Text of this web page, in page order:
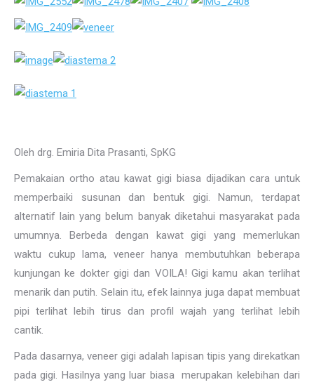
Oleh drg. Emiria Dita Prasanti, SpKG
Pemakaian ortho atau kawat gigi biasa dijadikan cara untuk
memperbaiki susunan dan bentuk gigi. Namun, terdapat
alternatif lain yang belum banyak diketahui masyarakat pada
umumnya. Berbeda dengan kawat gigi yang memerlukan
waktu cukup lama, veneer hanya membutuhkan beberapa
kunjungan ke dokter gigi dan VOILA! Gigi kamu akan terlihat
menarik dan putih. Selain itu, efek lainnya juga dapat membuat
pipi terlihat lebih tirus dan profil wajah yang terlihat lebih
cantik.
Pada dasarnya, veneer gigi adalah lapisan tipis yang direkatkan
pada gigi. Hasilnya yang luar biasa merupakan kelebihan dari